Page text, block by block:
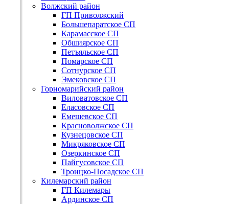
Волжский район
ГП Приволжский
Большепаратское СП
Карамасское СП
Обшиярское СП
Петъяльское СП
Помарское СП
Сотнурское СП
Эмековское СП
Горномарийский район
Виловатовское СП
Еласовское СП
Емешевское СП
Красноволжское СП
Кузнецовское СП
Микряковское СП
Озеркинское СП
Пайгусовское СП
Троицко-Посадское СП
Килемарский район
ГП Килемары
Ардинское СП